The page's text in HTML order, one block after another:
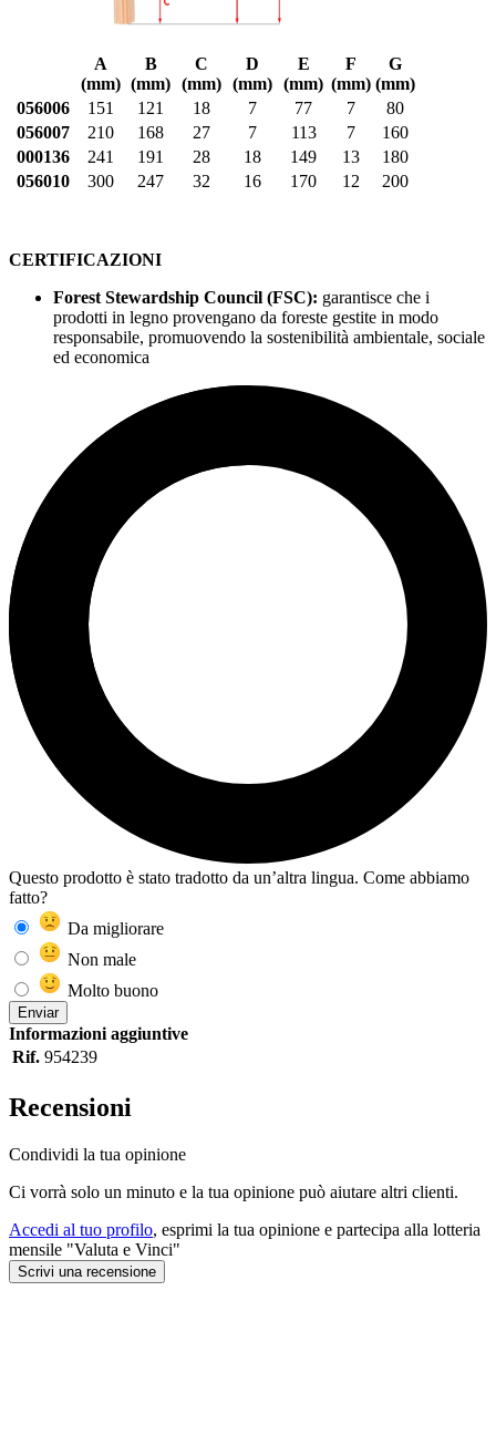
A
(mm)
B
(mm)
C
(mm)
D
(mm)
E
(mm)
F
(mm)
G
(mm)
056006
151 121 18 7 77 7
80
056007
210 168 27 7 113 7
160
000136
241 191 28 18 149 13
180
056010
300 247 32 16 170 12 200
CERTIFICAZIONI
Forest Stewardship Council (FSC): garantisce che i
prodotti in legno provengano da foreste gestite in modo
responsabile, promuovendo la sostenibilità ambientale, sociale
ed economica
Questo prodotto è stato tradotto da un’altra lingua. Come abbiamo
fatto?
Da migliorare
Non male
Molto buono
Enviar
Informazioni aggiuntive
Rif. 954239
Recensioni
Condividi la tua opinione
Ci vorrà solo un minuto e la tua opinione può aiutare altri clienti.
Accedi al tuo profilo, esprimi la tua opinione e partecipa alla lotteria
mensile "Valuta e Vinci"
Scrivi una recensione